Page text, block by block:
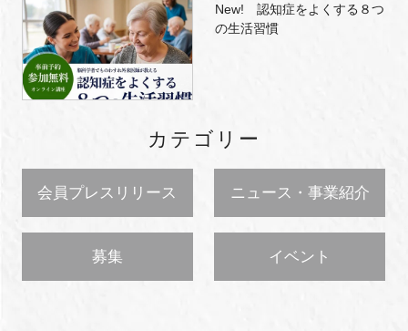
New! 認知症をよくする８つ
の生活習慣
カテゴリー
会員プレスリリース ニュース・事業紹介
募集 イベント